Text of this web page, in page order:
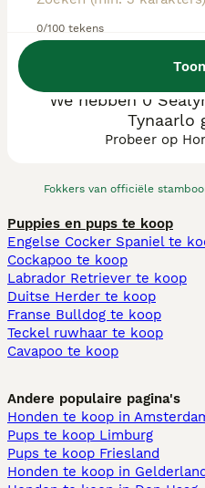
0/100 tekens
Fokkers van officiële
We hebben 0
Tynaarlo
Probeer op
Puppies en pups te koop
Engelse Cocker Spaniel te
Cockapoo te koop
Labrador Retriever te koop
Duitse Herder te koop
Franse Bulldog te koop
Teckel ruwhaar te koop
Cavapoo te koop
Andere populaire pagina's
Honden te koop in
Pups te koop Limburg​
Pups te koop Friesland​
Honden te koop in